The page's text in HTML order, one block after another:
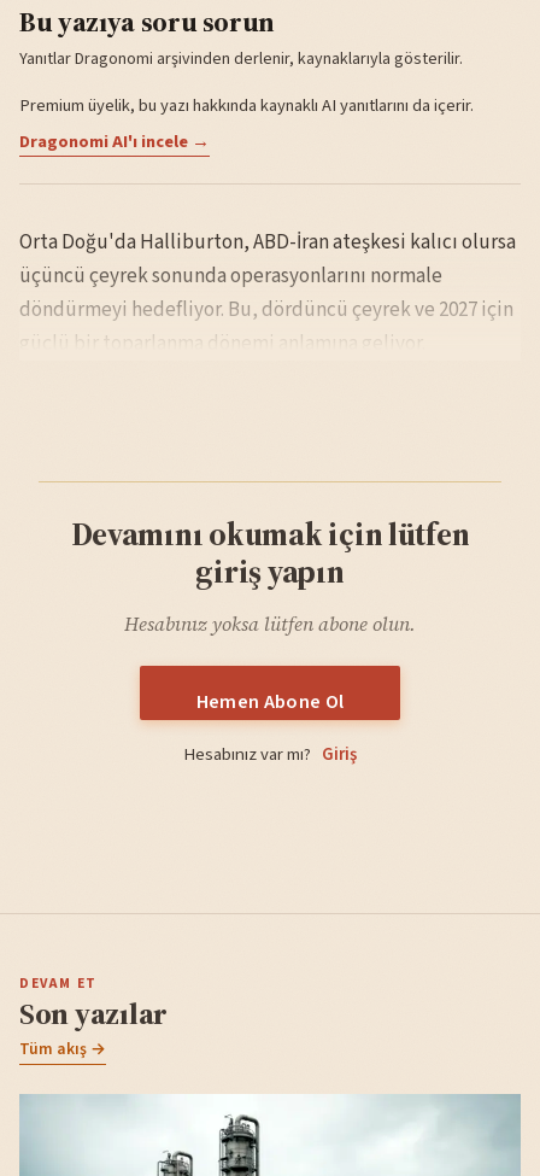
Bu yazıya soru sorun
Yanıtlar Dragonomi arşivinden derlenir, kaynaklarıyla gösterilir.
Premium üyelik, bu yazı hakkında kaynaklı AI yanıtlarını da içerir.
Dragonomi AI'ı incele →
Orta Doğu'da Halliburton, ABD-İran ateşkesi kalıcı olursa
üçüncü çeyrek sonunda operasyonlarını normale
döndürmeyi hedefliyor. Bu, dördüncü çeyrek ve 2027 için
güçlü bir toparlanma dönemi anlamına geliyor.
Devamını okumak için lütfen
giriş yapın
Hesabınız yoksa lütfen abone olun.
Hemen Abone Ol
Hesabınız var mı? Giriş
DEVAM ET
Son yazılar
Tüm akış →